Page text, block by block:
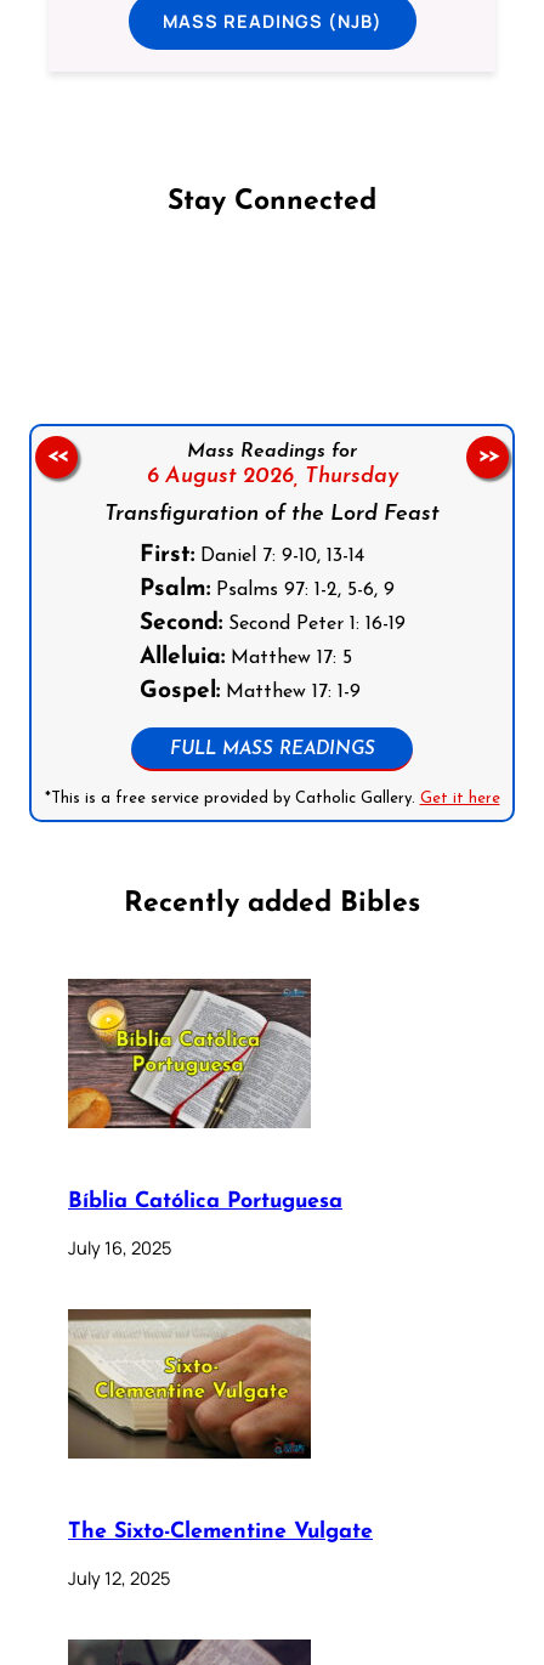
MASS READINGS (NJB)
Stay Connected
Mass Readings for
6 August 2026, Thursday
Transfiguration of the Lord Feast
First:Daniel 7: 9-10, 13-14
Psalm:Psalms 97: 1-2, 5-6, 9
Second:Second Peter 1: 16-19
Alleluia:Matthew 17: 5
Gospel:Matthew 17: 1-9
FULL MASS READINGS
*This is a free service provided by Catholic Gallery. Get it here
<< >>
Recently added Bibles
Bíblia Católica Portuguesa
July 16, 2025
The Sixto-Clementine Vulgate
July 12, 2025